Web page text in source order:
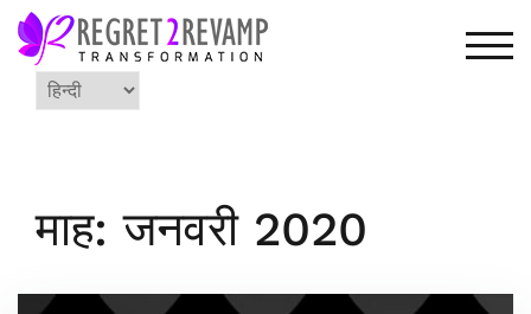
Skip
to
content
Choose
a
माह: जनवरी 2020